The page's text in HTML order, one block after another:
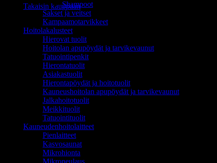
Takaisin kauppaan
Shampoot
Sakset ja veitset
Kampaamotarvikkeet
Hoitolakalusteet
Hierovat tuolit
Hoitolan apupöydät ja tarvikevaunut
Tatuointipenkit
Hierontatuolit
Asiakastuolit
Hierontapöydät ja hoitotuolit
Kauneushoitolan apupöydät ja tarvikevaunut
Jalkahoitotuolit
Meikkituolit
Tatuointituolit
Kauneudenhoitolaitteet
Pienlaitteet
Kasvosaunat
Mikrohionta
Mikroneulaus